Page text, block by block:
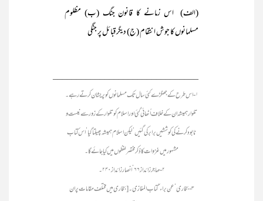
(الف) اس زمانے کا قانون جنگ (ب) مظلوم
مسلمانوں کا جوش انتقام (ج) دیگر قبائل پر جنگی
_______________________________
۱- اس طرح کے جھگڑے کئی سال تک مسلمانوں کو پریشان کرتے رہے۔
تلوار ہمیشہ ان کے خلاف اُٹھائی گئی اور اسلام کوتلوار کے زور سے نیست و
نابود کرنے کی کوششیں برابر کی گئیں‘ لیکن اسلام ہمیشہ پھیلتا گیا‘ اس کتاب
مشہور میں غزوات کا ذکر مختصر لفظوں میں کیا جائے گا۔
۲- مہاجر زائد از ۶۶‘ انصار زائد از ۲۴۰۔
۳- بخاری‘ عن براء ‘ کتاب المغازی۔ [بخاری میں مختلف مقامات پر ان